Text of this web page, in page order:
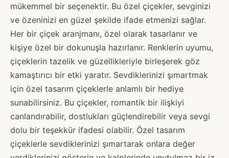
mükemmel bir seçenektir. Bu özel çiçekler, sevginizi
ve özeninizi en güzel şekilde ifade etmenizi sağlar.
Her bir çiçek aranjmanı, özel olarak tasarlanır ve
kişiye özel bir dokunuşla hazırlanır. Renklerin uyumu,
çiçeklerin tazelik ve güzellikleriyle birleşerek göz
kamaştırıcı bir etki yaratır. Sevdiklerinizi şımartmak
için özel tasarım çiçeklerle anlamlı bir hediye
sunabilirsiniz. Bu çiçekler, romantik bir ilişkiyi
canlandırabilir, dostlukları güçlendirebilir veya sevgi
dolu bir teşekkür ifadesi olabilir. Özel tasarım
çiçeklerle sevdiklerinizi şımartarak onlara değer